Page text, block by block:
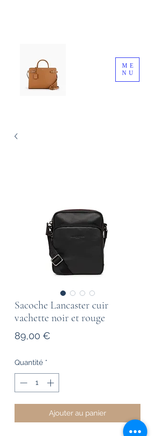
ME
NU
Sacoche Lancaster cuir
vachette noir et rouge
89,00 €
Quantité *
Ajouter au panier